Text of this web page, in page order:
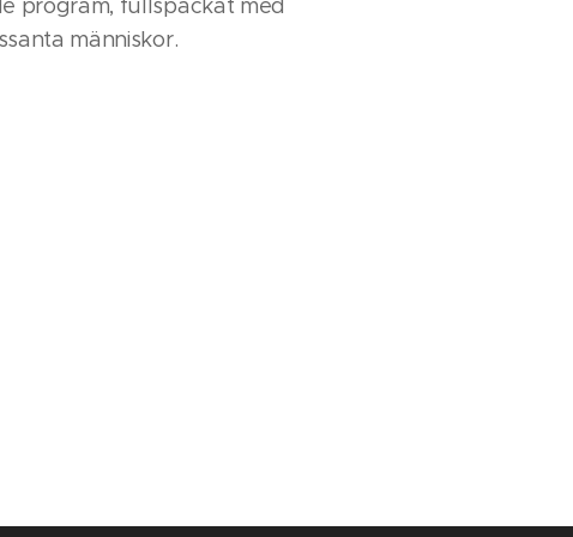
program, fullspäckat med
människor.